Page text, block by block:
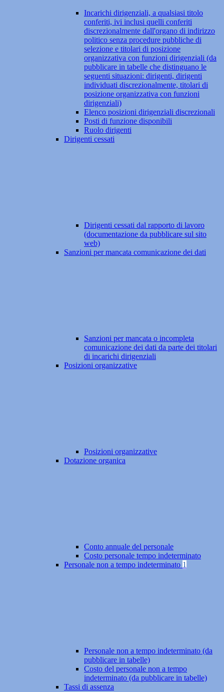
Incarichi dirigenziali, a qualsiasi titolo
conferiti, ivi inclusi quelli conferiti
discrezionalmente dall'organo di indirizzo
politico senza procedure pubbliche di
selezione e titolari di posizione
organizzativa con funzioni dirigenziali (da
pubblicare in tabelle che distinguano le
seguenti situazioni: dirigenti, dirigenti
individuati discrezionalmente, titolari di
posizione organizzativa con funzioni
dirigenziali)
Elenco posizioni dirigenziali discrezionali
Posti di funzione disponibili
Ruolo dirigenti
Dirigenti cessati
Dirigenti cessati dal rapporto di lavoro
(documentazione da pubblicare sul sito
web)
Sanzioni per mancata comunicazione dei dati
Sanzioni per mancata o incompleta
comunicazione dei dati da parte dei titolari
di incarichi dirigenziali
Posizioni organizzative
Posizioni organizzative
Dotazione organica
Conto annuale del personale
Costo personale tempo indeterminato
Personale non a tempo indeterminato 1
Personale non a tempo indeterminato (da
pubblicare in tabelle)
Costo del personale non a tempo
indeterminato (da pubblicare in tabelle)
Tassi di assenza